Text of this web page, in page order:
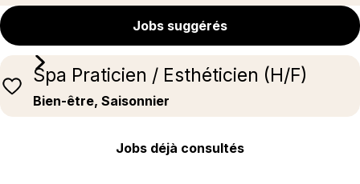
Jobs suggérés
Spa Praticien / Esthéticien (H/F)
Bien-être, Saisonnier
Jobs déjà consultés